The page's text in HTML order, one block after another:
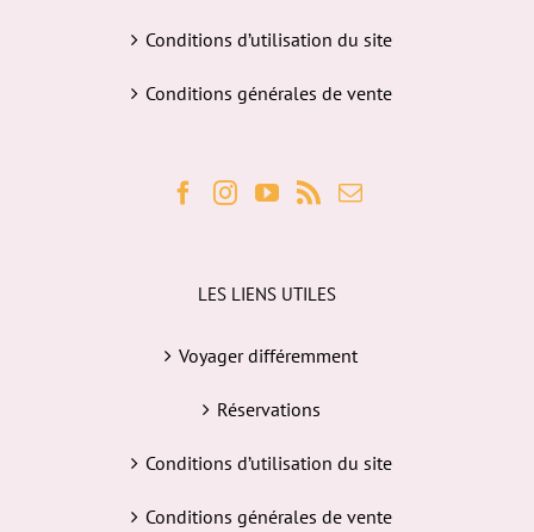
Conditions d’utilisation du site
Conditions générales de vente
LES LIENS UTILES
Voyager différemment
Réservations
Conditions d’utilisation du site
Conditions générales de vente